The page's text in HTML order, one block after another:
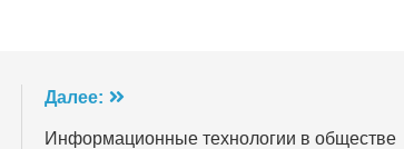
Далее:
Информационные технологии в обществе